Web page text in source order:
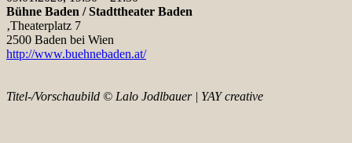
Bühne Baden / Stadttheater Baden
‚Theaterplatz 7
2500 Baden bei Wien
http://www.buehnebaden.at/
Titel-/Vorschaubild © Lalo Jodlbauer | YAY creative